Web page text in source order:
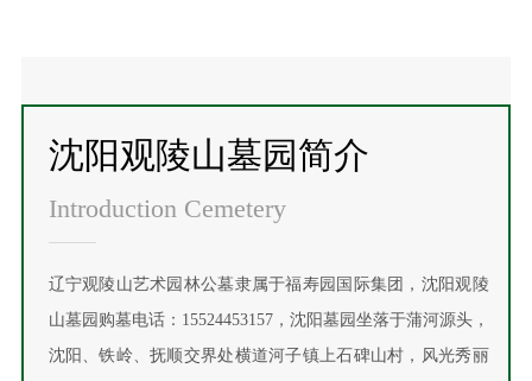
沈阳观陵山墓园简介
Introduction Cemetery
辽宁观陵山艺术园林公墓隶属于福寿园国际集团，沈阳观陵
山墓园购墓电话：15524453157，沈阳墓园坐落于蒲河源头，
沈阳、铁岭、抚顺交界处横道河子镇上石碑山村，风光秀丽